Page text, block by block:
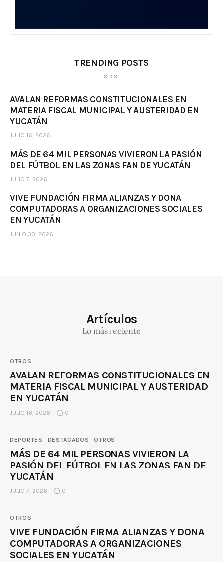
TRENDING POSTS
AVALAN REFORMAS CONSTITUCIONALES EN
MATERIA FISCAL MUNICIPAL Y AUSTERIDAD EN
YUCATÁN
JULIO 16, 2026
MÁS DE 64 MIL PERSONAS VIVIERON LA PASIÓN
DEL FÚTBOL EN LAS ZONAS FAN DE YUCATÁN
JULIO 7, 2026
VIVE FUNDACIÓN FIRMA ALIANZAS Y DONA
COMPUTADORAS A ORGANIZACIONES SOCIALES
EN YUCATÁN
JUNIO 30, 2026
Artículos
Lo más reciente
OTROS
AVALAN REFORMAS CONSTITUCIONALES EN
MATERIA FISCAL MUNICIPAL Y AUSTERIDAD
EN YUCATÁN
JULIO 16, 2026 0
DEPORTES DESTACADOS OTROS
MÁS DE 64 MIL PERSONAS VIVIERON LA
PASIÓN DEL FÚTBOL EN LAS ZONAS FAN DE
YUCATÁN
JULIO 7, 2026 0
OTROS
VIVE FUNDACIÓN FIRMA ALIANZAS Y DONA
COMPUTADORAS A ORGANIZACIONES
SOCIALES EN YUCATÁN